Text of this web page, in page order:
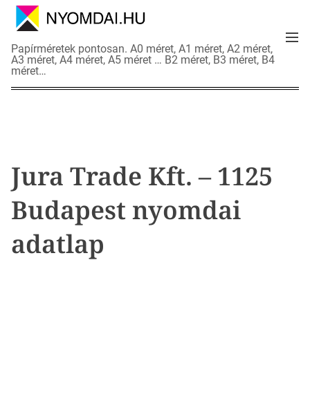
N
y
o
m
a
a
Papírméretek pontosan. A0 méret, A1 méret, A2 méret,
A3 méret, A4 méret, A5 méret … B2 méret, B3 méret, B4
méret…
M
Jura Trade Kft. – 1125
Budapest nyomdai
adatlap